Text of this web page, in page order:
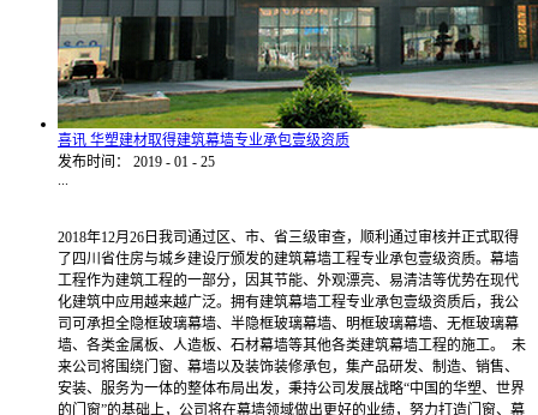
喜讯 华塑建材取得建筑幕墙专业承包壹级资质
发布时间：
2019 - 01 - 25
...
2018年12月26日我司通过区、市、省三级审查，顺利通过审核并正式取得
了四川省住房与城乡建设厅颁发的建筑幕墙工程专业承包壹级资质。幕墙
工程作为建筑工程的一部分，因其节能、外观漂亮、易清洁等优势在现代
化建筑中应用越来越广泛。拥有建筑幕墙工程专业承包壹级资质后，我公
司可承担全隐框玻璃幕墙、半隐框玻璃幕墙、明框玻璃幕墙、无框玻璃幕
墙、各类金属板、人造板、石材幕墙等其他各类建筑幕墙工程的施工。 未
来公司将围绕门窗、幕墙以及装饰装修承包，集产品研发、制造、销售、
安装、服务为一体的整体布局出发，秉持公司发展战略“中国的华塑、世界
的门窗”的基础上，公司将在幕墙领域做出更好的业绩，努力打造门窗、幕